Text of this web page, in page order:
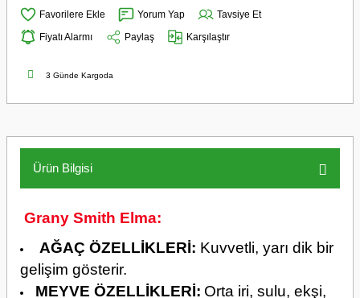
Yorum Yap
Tavsiye Et
Fiyatı Alarmı
Paylaş Karşılaştır
3 Günde Kargoda
Ürün Bilgisi
Grany Smith Elma:
AĞAÇ ÖZELLİKLERİ: Kuvvetli, yarı dik bir
gelişim gösterir.
MEYVE ÖZELLİKLERİ: Orta iri, sulu, ekşi,